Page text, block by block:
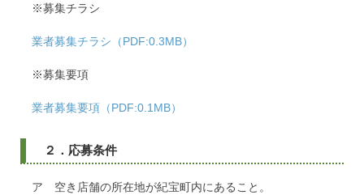
※募集チラシ
業者募集チラシ（PDF:0.3MB）
※募集要項
業者募集要項（PDF:0.1MB）
２．応募条件
ア 空き店舗の所在地が紀宝町内にあること。